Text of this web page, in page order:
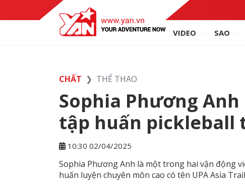
VIDEO SAO
CHẤT THỂ THAO
Sophia Phương
tập huấn pickleball
10:30 02/04/2025
Sophia Phương Anh là một trong hai vận động
huấn luyện chuyên môn cao có tên UPA Asia